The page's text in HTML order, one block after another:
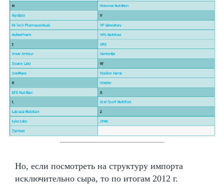
Но, если посмотреть на структуру импорта
исключительно сыра, то по итогам 2012 г.